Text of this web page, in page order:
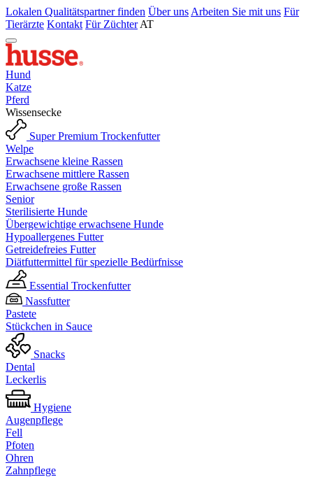
Lokalen Qualitätspartner finden Über uns Arbeiten Sie mit uns Für
Tierärzte Kontakt Für Züchter AT
Hund
Katze
Pferd
Wissensecke
Super Premium Trockenfutter
Welpe
Erwachsene kleine Rassen
Erwachsene mittlere Rassen
Erwachsene große Rassen
Senior
Sterilisierte Hunde
Übergewichtige erwachsene Hunde
Hypoallergenes Futter
Getreidefreies Futter
Diätfuttermittel für spezielle Bedürfnisse
Essential Trockenfutter
Nassfutter
Pastete
Stückchen in Sauce
Snacks
Dental
Leckerlis
Hygiene
Augenpflege
Fell
Pfoten
Ohren
Zahnpflege